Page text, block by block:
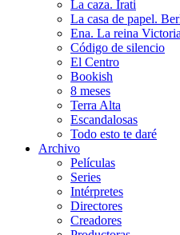
La caza. Irati
La casa de papel.
Ena. La reina
Código de silencio
El Centro
Bookish
8 meses
Terra Alta
Escandalosas
Todo esto te daré
Archivo
Películas
Series
Intérpretes
Directores
Creadores